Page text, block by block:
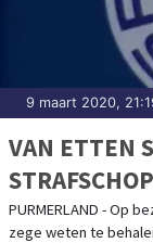
9 maart 2020,
VAN ETTEN
SPORTING S
PURMERLAND - Op
zege weten te